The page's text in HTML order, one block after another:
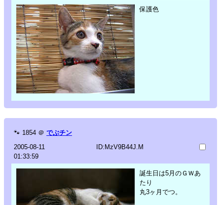
保護色
🐾 1854 ＠ でぶチン
2005-08-11
01:33:59
ID:MzV9B44J.M
誕生日は5月のＧＷあ
たり
丸3ヶ月でつ。